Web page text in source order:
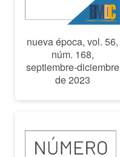
nueva época, vol. 56,
núm. 168,
septiembre-diciembre
de 2023